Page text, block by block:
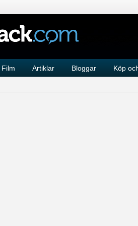
Film Artiklar Bloggar Köp